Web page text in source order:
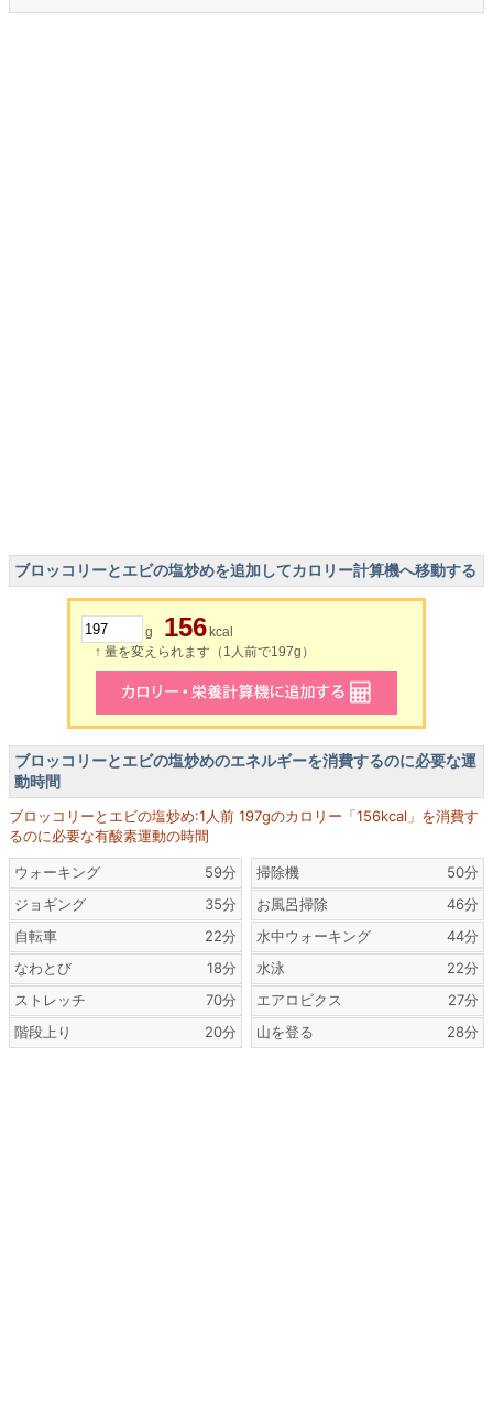
ブロッコリーとエビの塩炒めを追加してカロリー計算機へ移動する
g 156 kcal
↑ 量を変えられます（1人前で197g）
ブロッコリーとエビの塩炒めのエネルギーを消費するのに必要な運
動時間
ブロッコリーとエビの塩炒め:1人前 197gのカロリー「156kcal」を消費す
るのに必要な有酸素運動の時間
ウォーキング
59分
ジョギング
35分
自転車
22分
なわとび
18分
ストレッチ
70分
階段上り
20分
掃除機
50分
お風呂掃除
46分
水中ウォーキング
44分
水泳
22分
エアロビクス
27分
山を登る
28分